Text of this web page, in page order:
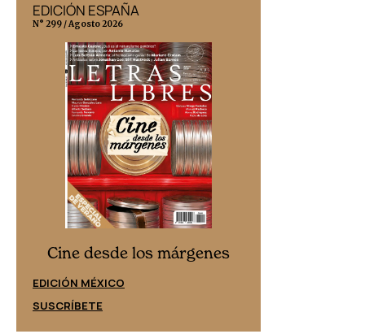
EDICIÓN ESPAÑA
N° 299 / Agosto 2026
Cine desde los márgenes
EDICIÓN MÉXICO
SUSCRÍBETE